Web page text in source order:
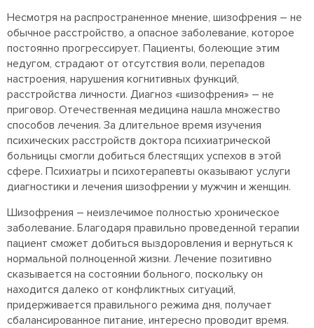
Несмотря на распространенное мнение, шизофрения – не
обычное расстройство, а опасное заболевание, которое
постоянно прогрессирует. Пациенты, болеющие этим
недугом, страдают от отсутствия воли, перепадов
настроения, нарушения когнитивных функций,
расстройства личности. Диагноз «шизофрения» – не
приговор. Отечественная медицина нашла множество
способов лечения. За длительное время изучения
психических расстройств доктора психиатрической
больницы смогли добиться блестящих успехов в этой
сфере. Психиатры и психотерапевты оказывают услуги
диагностики и лечения шизофрении у мужчин и женщин.
Шизофрения – неизлечимое полностью хроническое
заболевание. Благодаря правильно проведенной терапии
пациент сможет добиться выздоровления и вернуться к
нормальной полноценной жизни. Лечение позитивно
сказывается на состоянии больного, поскольку он
находится далеко от конфликтных ситуаций,
придерживается правильного режима дня, получает
сбалансированное питание, интересно проводит время.